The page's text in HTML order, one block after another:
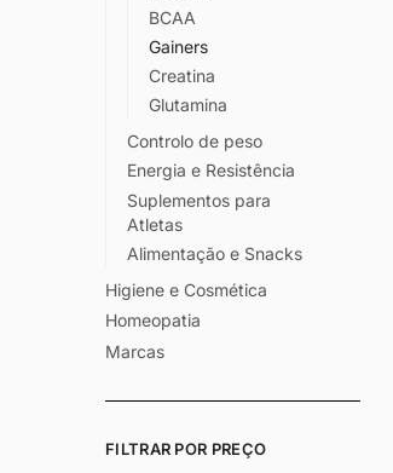
BCAA
Gainers
Creatina
Glutamina
Controlo de peso
Energia e Resistência
Suplementos para
Atletas
Alimentação e Snacks
Higiene e Cosmética
Homeopatia
Marcas
FILTRAR POR PREÇO